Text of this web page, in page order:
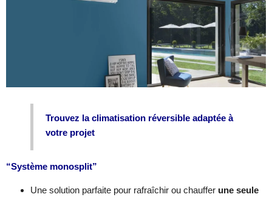
Trouvez la climatisation réversible adaptée à
votre projet
“Système monosplit”
Une solution parfaite pour rafraîchir ou chauffer une seule